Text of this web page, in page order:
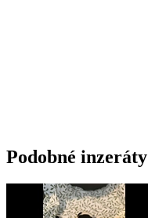
Podobné inzeráty